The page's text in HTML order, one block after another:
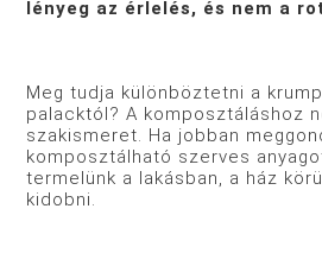
lényeg az érlelés, és nem a
Meg tudja különböztetni a
palacktól? A komposztáláshoz
szakismeret. Ha jobban
komposztálható szerves
termelünk a lakásban, a ház
kidobni.